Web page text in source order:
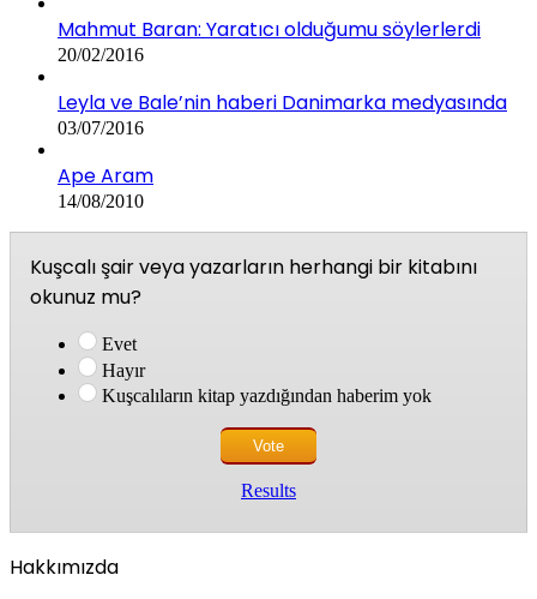
Mahmut Baran: Yaratıcı olduğumu söylerlerdi
20/02/2016
Leyla ve Bale’nin haberi Danimarka medyasında
03/07/2016
Ape Aram
14/08/2010
Kuşcalı şair veya yazarların herhangi bir kitabını
okunuz mu?
Evet
Hayır
Kuşcalıların kitap yazdığından haberim yok
Results
Hakkımızda